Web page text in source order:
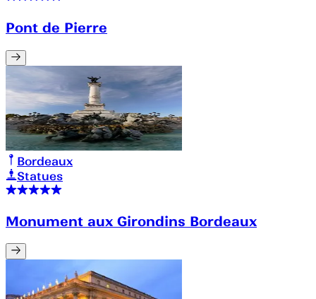
Pont de Pierre
Bordeaux
Statues
Monument aux Girondins Bordeaux